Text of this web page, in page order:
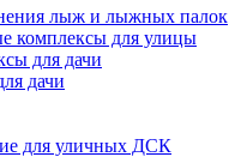
лыж и лыжных палок
комплексы для улицы
для дачи
дачи
для уличных ДСК